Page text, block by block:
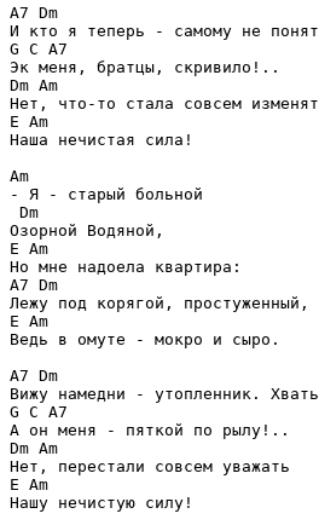
A7 Dm
И кто я теперь - самому не
G C A7
Эк меня, братцы, скривило!..
Dm Am
Нет, что-то стала совсем
E Am
Наша нечистая сила!
Am
- Я - старый больной
Dm
Озорной Водяной,
E Am
Но мне надоела квартира:
A7 Dm
Лежу под корягой, простуженный,
E Am
Ведь в омуте - мокро и сыро.
A7 Dm
Вижу намедни - утопленник.
G C A7
А он меня - пяткой по рылу!..
Dm Am
Нет, перестали совсем уважать
E Am
Нашу нечистую силу!